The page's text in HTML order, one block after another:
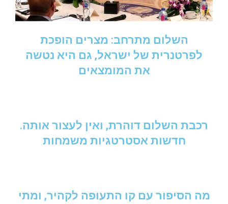
השלום מתרחב: מצרים הופכת
לפרטנרית של ישראל, גם היא נטשה
את המומצאים
רכבת השלום דוהרת, ואין לעצור אותה.
חדשות אסטרטגיות משמחות
מה הסיפור עם קו התעופה לקהיר, ומתי